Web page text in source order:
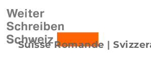
Suisse Romande |